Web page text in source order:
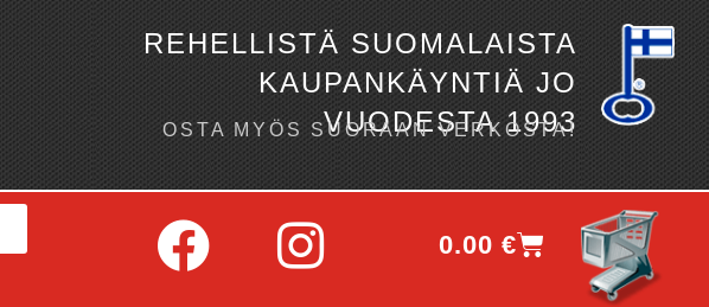
REHELLISTÄ SUOMALAISTA
KAUPANKÄYNTIÄ JO
VUODESTA 1993
OSTA MYÖS SUORAAN VERKOSTA!
0.00€